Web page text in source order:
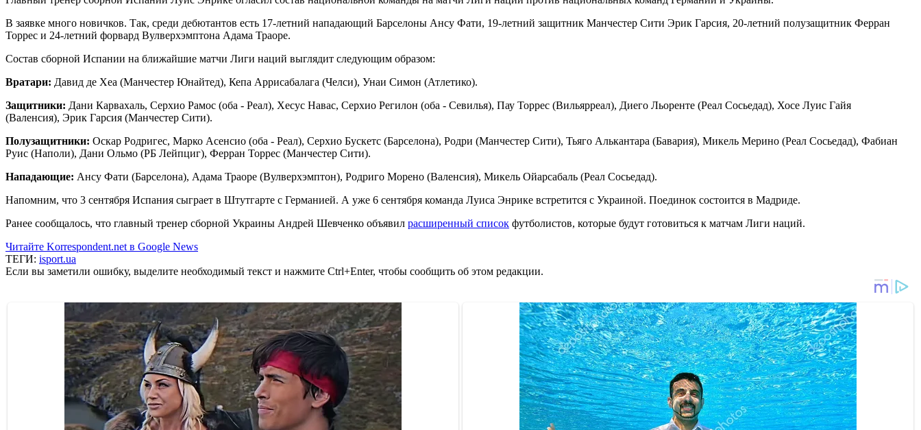
В заявке много новичков. Так, среди дебютантов есть 17-летний нападающий Барселоны Ансу Фати, 19-летний защитник Манчестер Сити Эрик Гарсия, 20-летний полузащитник Ферран
Торрес и 24-летний форвард Вулверхэмптона Адама Траоре.
Состав сборной Испании на ближайшие матчи Лиги наций выглядит следующим образом:
Вратари: Давид де Хеа (Манчестер Юнайтед), Кепа Аррисабалага (Челси), Унаи Симон (Атлетико).
Защитники: Дани Карвахаль, Серхио Рамос (оба - Реал), Хесус Навас, Серхио Регилон (оба - Севилья), Пау Торрес (Вильярреал), Диего Льоренте (Реал Сосьедад), Хосе Луис Гайя
(Валенсия), Эрик Гарсия (Манчестер Сити).
Полузащитники: Оскар Родригес, Марко Асенсио (оба - Реал), Серхио Бускетс (Барселона), Родри (Манчестер Сити), Тьяго Алькантара (Бавария), Микель Мерино (Реал Сосьедад), Фабиан
Руис (Наполи), Дани Ольмо (РБ Лейпциг), Ферран Торрес (Манчестер Сити).
Нападающие: Ансу Фати (Барселона), Адама Траоре (Вулверхэмптон), Родриго Морено (Валенсия), Микель Ойарсабаль (Реал Сосьедад).
Напомним, что 3 сентября Испания сыграет в Штутгарте с Германией. А уже 6 сентября команда Луиса Энрике встретится с Украиной. Поединок состоится в Мадриде.
Ранее сообщалось, что главный тренер сборной Украины Андрей Шевченко объявил расширенный список футболистов, которые будут готовиться к матчам Лиги наций.
Читайте Korrespondent.net в Google News
ТЕГИ: isport.ua
Если вы заметили ошибку, выделите необходимый текст и нажмите Ctrl+Enter, чтобы сообщить об этом редакции.